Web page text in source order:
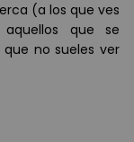
(a los que ves
que se
no sueles ver